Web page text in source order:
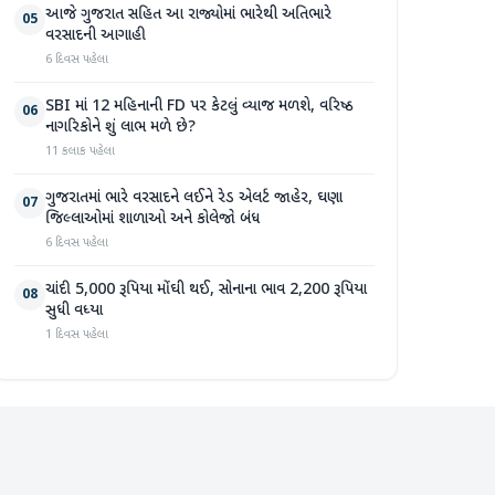
05 આજે ગુજરાત સહિત આ રાજ્યોમાં ભારેથી અતિભારે
વરસાદની આગાહી
6 દિવસ પહેલા
06 SBI માં 12 મહિનાની FD પર કેટલું વ્યાજ મળશે, વરિષ્ઠ
નાગરિકોને શું લાભ મળે છે?
11 કલાક પહેલા
07 ગુજરાતમાં ભારે વરસાદને લઈને રેડ એલર્ટ જાહેર, ઘણા
જિલ્લાઓમાં શાળાઓ અને કોલેજો બંધ
6 દિવસ પહેલા
08 ચાંદી 5,000 રૂપિયા મોંઘી થઈ, સોનાના ભાવ 2,200 રૂપિયા
સુધી વધ્યા
1 દિવસ પહેલા